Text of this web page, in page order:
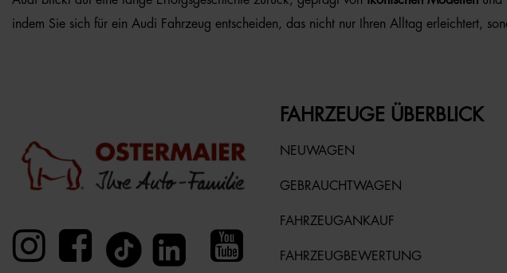
indem Sie sich für ein Audi Fahrzeug entscheiden, das nicht nur Ihren Alltag erleichtert,
FAHRZEUGE ÜBERBLICK
NEUWAGEN
GEBRAUCHTWAGEN
FAHRZEUGANKAUF
FAHRZEUGBEWERTUNG